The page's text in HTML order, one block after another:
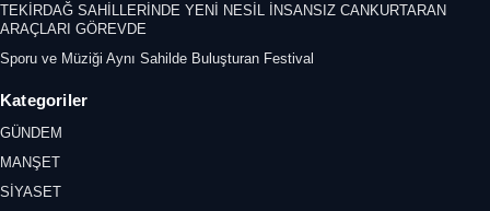
TEKİRDAĞ SAHİLLERİNDE YENİ NESİL İNSANSIZ CANKURTARAN
ARAÇLARI GÖREVDE
Sporu ve Müziği Aynı Sahilde Buluşturan Festival
Kategoriler
GÜNDEM
MANŞET
SİYASET